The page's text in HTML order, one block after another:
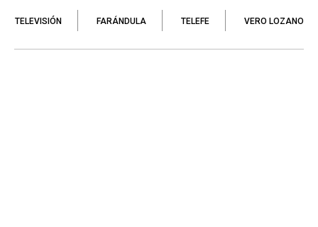
TELEVISIÓN FARÁNDULA TELEFE VERO LOZANO